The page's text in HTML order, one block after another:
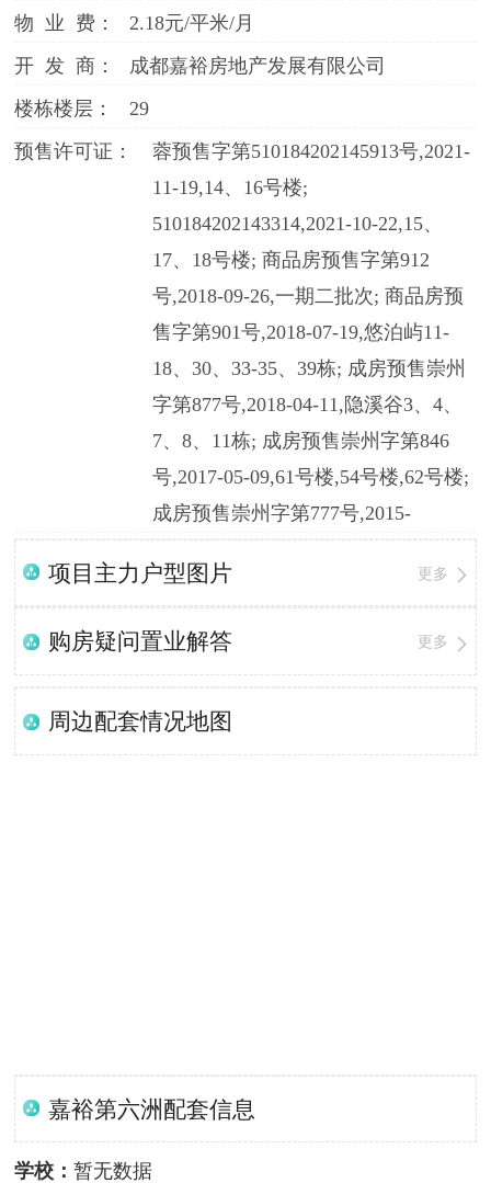
物 业 费：
2.18元/平米/月
开 发 商：
成都嘉裕房地产发展有限公司
楼栋楼层：
29
预售许可证：
蓉预售字第510184202145913号,2021-
11-19,14、16号楼;
510184202143314,2021-10-22,15、
17、18号楼; 商品房预售字第912
号,2018-09-26,一期二批次; 商品房预
售字第901号,2018-07-19,悠泊屿11-
18、30、33-35、39栋; 成房预售崇州
字第877号,2018-04-11,隐溪谷3、4、
7、8、11栋; 成房预售崇州字第846
号,2017-05-09,61号楼,54号楼,62号楼;
成房预售崇州字第777号,2015-
项目主力户型图片 更多
购房疑问置业解答 更多
周边配套情况地图
嘉裕第六洲配套信息
学校： 暂无数据